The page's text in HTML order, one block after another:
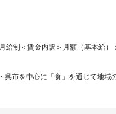
給制＜賃金内訳＞月額（基本給）
市を中心に「食」を通じて地域